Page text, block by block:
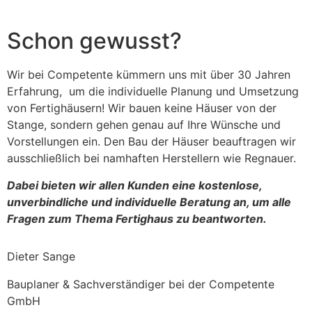
Schon gewusst?
Wir bei Competente kümmern uns mit über 30 Jahren
Erfahrung, um die individuelle Planung und Umsetzung
von Fertighäusern! Wir bauen keine Häuser von der
Stange, sondern gehen genau auf Ihre Wünsche und
Vorstellungen ein. Den Bau der Häuser beauftragen wir
ausschließlich bei namhaften Herstellern wie Regnauer.
Dabei bieten wir allen Kunden eine kostenlose,
unverbindliche und individuelle Beratung an, um alle
Fragen zum Thema Fertighaus zu beantworten.
Dieter Sange
Bauplaner & Sachverständiger bei der Competente
GmbH